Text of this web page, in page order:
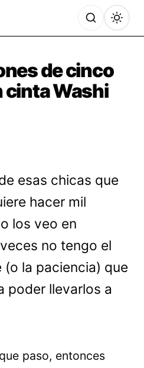
de cinco
Washi
esas chicas que
hacer mil
los veo en
no tengo el
la paciencia) que
poder llevarlos a
paso, entonces